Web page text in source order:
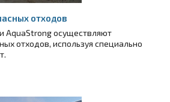
отходов
AquaStrong осуществляют
отходов, используя специально